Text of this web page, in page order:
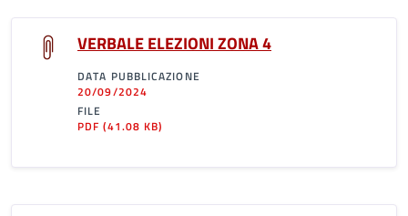
VERBALE ELEZIONI ZONA 4
DATA PUBBLICAZIONE
20/09/2024
FILE
PDF(41.08 KB)